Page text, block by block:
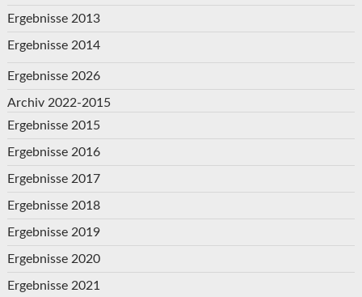
Ergebnisse 2013
Ergebnisse 2014
Ergebnisse 2026
Archiv 2022-2015
Ergebnisse 2015
Ergebnisse 2016
Ergebnisse 2017
Ergebnisse 2018
Ergebnisse 2019
Ergebnisse 2020
Ergebnisse 2021